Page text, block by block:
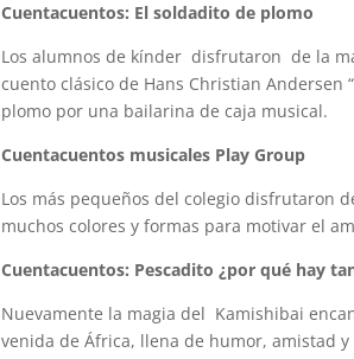
Cuentacuentos: El soldadito de plomo
Los alumnos de kínder disfrutaron de la
cuento clásico de Hans Christian
plomo por una bailarina de caja musical.
Cuentacuentos musicales Play Group
Los más pequeños del colegio disfrutaron
muchos colores y formas para motivar el
Cuentacuentos: Pescadito ¿por qué hay
Nuevamente la magia del Kamishibai
venida de África, llena de humor, amistad